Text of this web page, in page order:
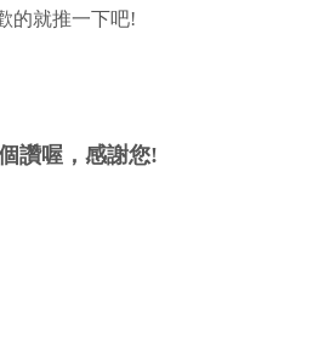
的就推一下吧!
讚喔，感謝您!